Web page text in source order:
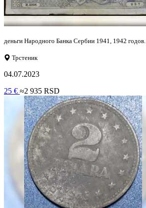
деньги Народного Банка Сербии 1941, 1942 годов.
Трстеник
04.07.2023
25 € ≈2 935 RSD